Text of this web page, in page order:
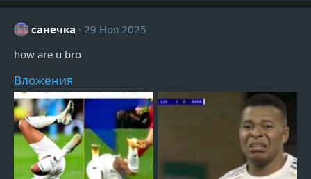
санечка
29 Ноя 2025
how are u bro
Вложения